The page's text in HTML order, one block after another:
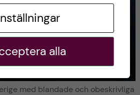
med blandade och obeskrivliga
alla